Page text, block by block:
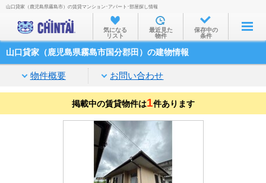
お部屋を探す
沿線・駅から
住所から
家賃相場から
通勤通学時間から
物件特集から
不動産会社から
TOP
山口貸家（鹿児島県霧島市）の賃貸マンション･アパート･部屋探し情報
気になる
リスト
最近見た
物件
保存中の
条件
山口貸家（鹿児島県霧島市国分郡田）の建物情報
物件概要 お問い合わせ
掲載中の賃貸物件は1件あります